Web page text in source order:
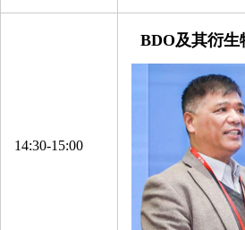
14:30-15:00
BDO及其衍生
浙江中柏特种纤维有限公
江苏天华富邦科技有限公
杭州邦联氨纶股份有限公司
重庆建峰工业集团有限公司
浙江宇丰机械有限公司
上海亨斯迈聚氨酯有限公司
宁波经济技术开发区希科新材料
力宝龙（上海）国际贸易有限